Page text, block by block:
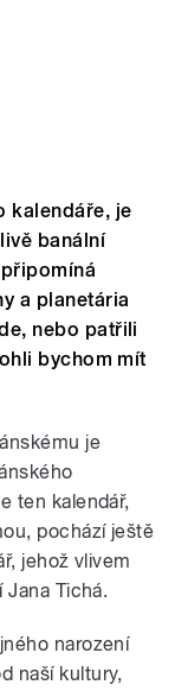
kalendáře, je
banální
a planetária
nebo patřili
bychom mít
je
ten kalendář,
pochází ještě
jehož vlivem
Jana Tichá.
narození
naší kultury,